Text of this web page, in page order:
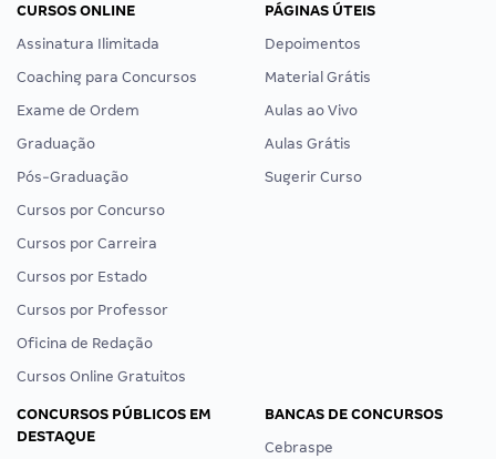
CURSOS ONLINE
Assinatura Ilimitada
Coaching para Concursos
Exame de Ordem
Graduação
Pós-Graduação
Cursos por Concurso
Cursos por Carreira
Cursos por Estado
Cursos por Professor
Oficina de Redação
Cursos Online Gratuitos
PÁGINAS ÚTEIS
Depoimentos
Material Grátis
Aulas ao Vivo
Aulas Grátis
Sugerir Curso
CONCURSOS PÚBLICOS EM
DESTAQUE
BANCAS DE CONCURSOS
Cebraspe